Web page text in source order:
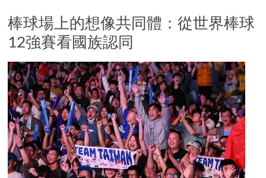
棒球場上的想像共同體：從世界棒球
12強賽看國族認同